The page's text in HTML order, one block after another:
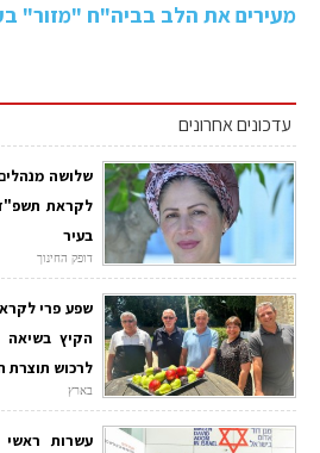
מעירים את הלב בביה"ח "מזור"
עדכונים אחרונים
שלושה
לקראת
בעיר
דופק החינוך
שפע פרי
הקיץ בשיאה
לרכוש תוצרת
בארץ
עשרות ראשי